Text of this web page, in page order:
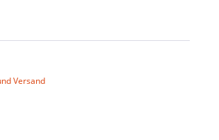
Versand